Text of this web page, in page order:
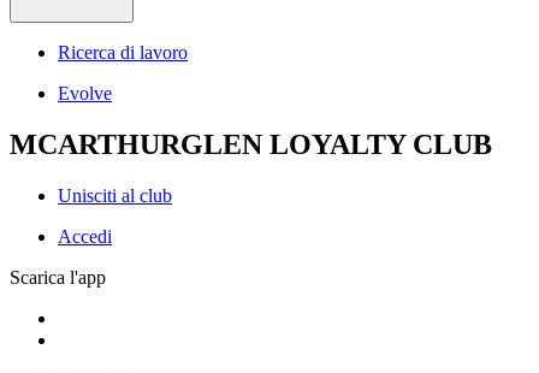
Ricerca di lavoro
Evolve
MCARTHURGLEN LOYALTY CLUB
Unisciti al club
Accedi
Scarica l'app